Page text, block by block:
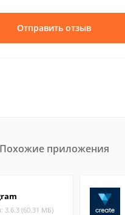
Отправить отзыв
Похожие приложения
3.6.3 (60.31 МБ)